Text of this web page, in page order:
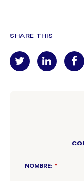
SHARE THIS
*
NOMBRE: